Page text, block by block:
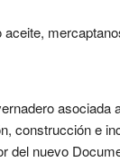
asociada
construcción e
del nuevo